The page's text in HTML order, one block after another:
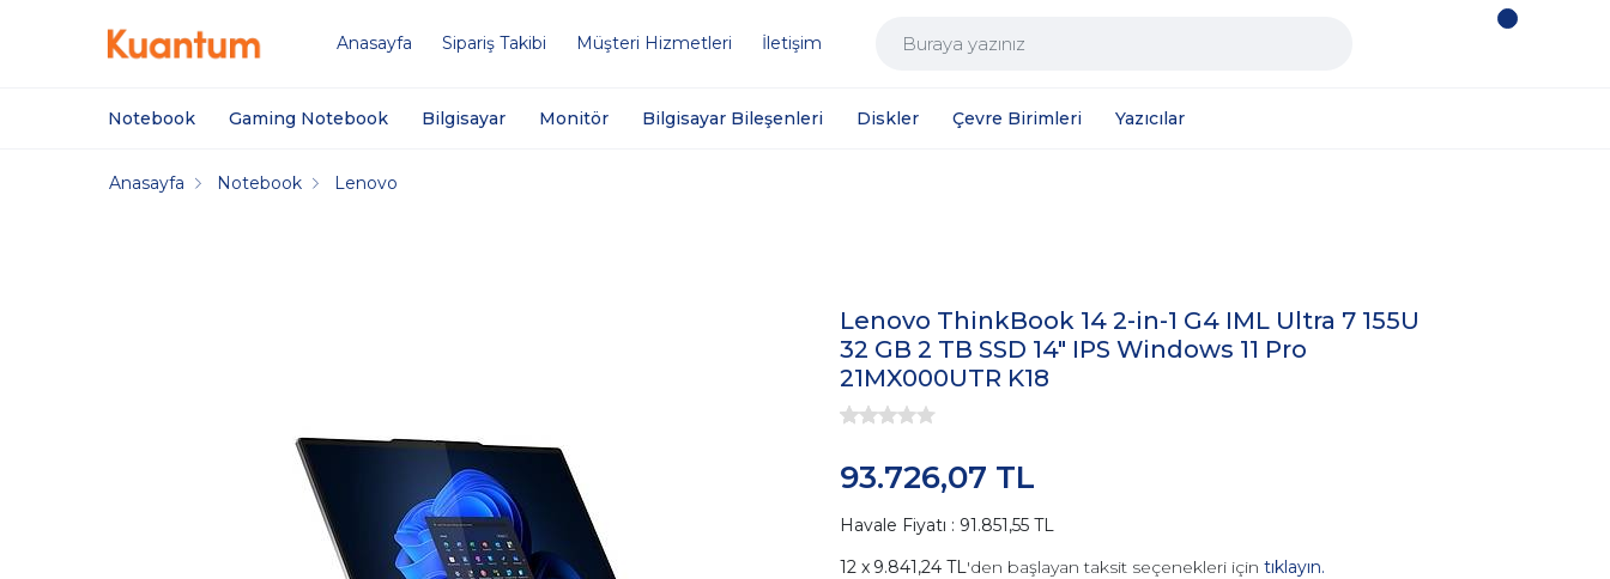
Anasayfa Sipariş Takibi Müşteri Hizmetleri İletişim
Notebook Gaming Notebook Bilgisayar Monitör Bilgisayar Bileşenleri Diskler Çevre Birimleri Yazıcılar
Anasayfa Notebook Lenovo
Lenovo ThinkBook 14 2-in-1 G4 IML Ultra 7 155U
32 GB 2 TB SSD 14" IPS Windows 11 Pro
21MX000UTR K18
93.726,07 TL
Havale Fiyatı : 91.851,55 TL
9.841,24 TL 'den başlayan taksit seçenekleri için tıklayın.